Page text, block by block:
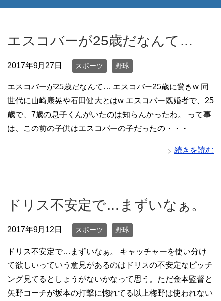
エスコバーが25歳だなんて…
2017年9月27日 スポーツ 野球
エスコバーが25歳だなんて… エスコバー25歳に驚きw 同
世代に山崎康晃や石田健大とはw エスコバー既婚者で、25
歳で、7歳の息子くんがいたのは知らんかったわ。 って事
は、この前の子供はエスコバーの子だったの・・・
続きを読む
ドリス不安定で…まずいなぁ。
2017年9月12日 スポーツ 野球
ドリス不安定で…まずいなぁ。 キャッチャーを使い分け
て欲しいっていう意見があるのはドリスの不安定なピッチ
ング見てるとしょうがないかなって思う。ただ金本監督と
矢野コーチが坂本の打撃に惚れてる以上梅野は使われない